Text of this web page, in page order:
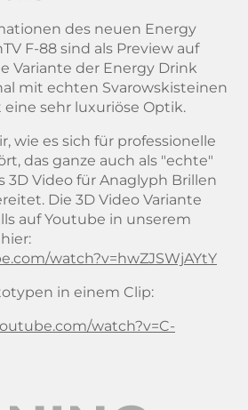
des neuen Energy
F-88 sind als Preview auf
Variante der Energy Drink
mit echten Svarowskisteinen
sehr luxuriöse Optik.
wie es sich für professionelle
das ganze auch als "echte"
3D Video für Anaglyph Brillen
Die 3D Video Variante
auf Youtube in unserem
watch?v=hwZJSWjAYtY
in einem Clip:
watch?v=C-